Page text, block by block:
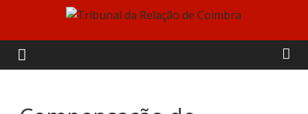
content
Tribunal
da